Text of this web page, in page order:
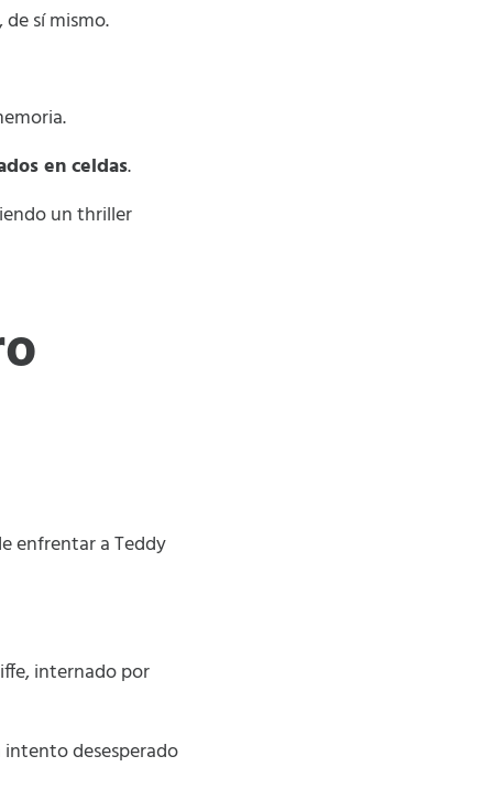
sí mismo.
en celdas.
un thriller
enfrentar a Teddy
internado por
desesperado